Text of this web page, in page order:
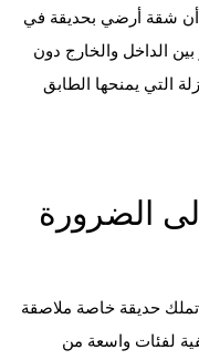
أن شقة أرضي بحديقة في
الداخل والخارج دون
التي يمنحها الطابق
الضرورة
حديقة خاصة ملاصقة
لفئات واسعة من